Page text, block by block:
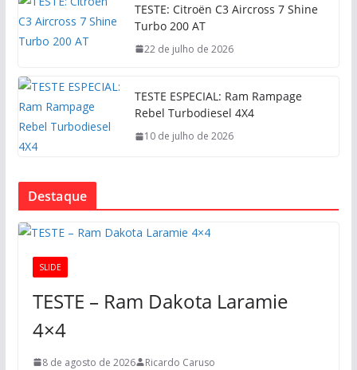
TESTE: Citroën C3 Aircross 7 Shine
Turbo 200 AT
22 de julho de 2026
TESTE ESPECIAL: Ram Rampage
Rebel Turbodiesel 4X4
10 de julho de 2026
Destaque
SLIDE
TESTE – Ram Dakota Laramie
4×4
8 de agosto de 2026 Ricardo Caruso